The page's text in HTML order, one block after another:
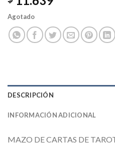
Agotado
DESCRIPCIÓN
INFORMACIÓN ADICIONAL
MAZO DE CARTAS DE